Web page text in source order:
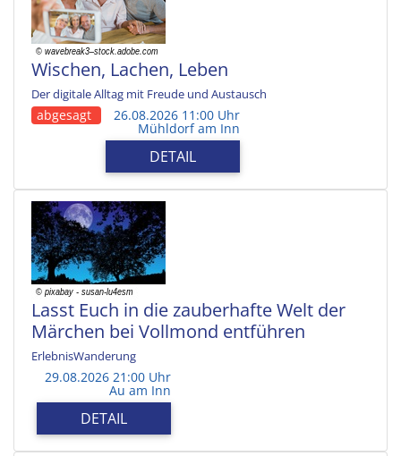
Wischen, Lachen, Leben
Der digitale Alltag mit Freude und Austausch
abgesagt 26.08.2026 11:00 Uhr
Mühldorf am Inn
DETAIL
Lasst Euch in die zauberhafte Welt der
Märchen bei Vollmond entführen
ErlebnisWanderung
29.08.2026 21:00 Uhr
Au am Inn
DETAIL